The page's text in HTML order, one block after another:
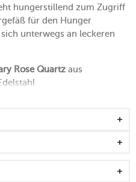
hungerstillend zum Zugriff
für den Hunger
unterwegs an leckeren
Rose Quartz aus
öffnen
oder die Tasche gepackt
bis zu 7 Stunden auf